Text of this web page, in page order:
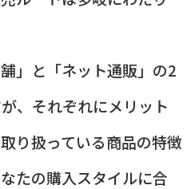
」と「ネット通販」の2
、それぞれにメリット
り扱っている商品の特徴
たの購入スタイルに合